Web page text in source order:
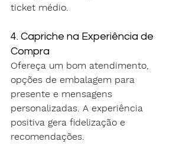
ticket médio.
4. Capriche na Experiência de
Compra
Ofereça um bom atendimento,
opções de embalagem para
presente e mensagens
personalizadas. A experiência
positiva gera fidelização e
recomendações.